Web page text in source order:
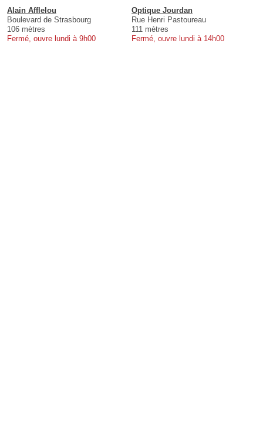
Alain Afflelou
Boulevard de Strasbourg
106 mètres
Fermé, ouvre lundi à 9h00
Optique Jourdan
Rue Henri Pastoureau
111 mètres
Fermé, ouvre lundi à 14h00